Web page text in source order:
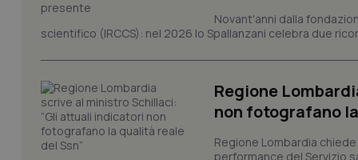
Novant'anni dalla
scientifico (IRCCS): nel 2026 lo Spallanzani celebra due
Regione
non fotografano
Regione Lombardia
performance del Servizio
CookieScriptConsent